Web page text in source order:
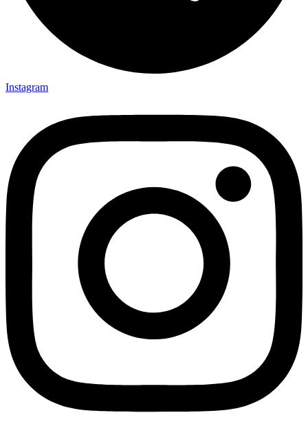
Instagram